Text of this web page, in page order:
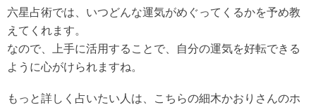
六星占術では、いつどんな運気がめぐってくるかを予め教
えてくれます。
なので、上手に活用することで、自分の運気を好転できる
ように心がけられますね。
もっと詳しく占いたい人は、こちらの細木かおりさんのホ